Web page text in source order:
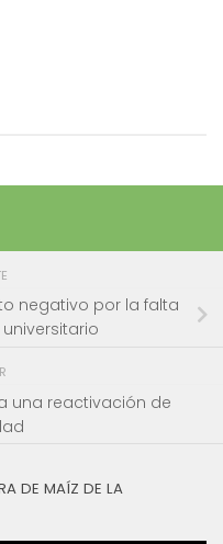
negativo por la falta
una reactivación de
DE MAÍZ DE LA